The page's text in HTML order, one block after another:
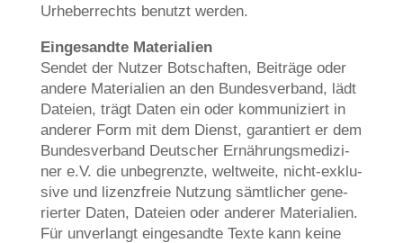
Urhe­ber­rechts benutzt werden.
Ein­ge­sand­te Mate­ria­li­en
Sen­det der Nut­zer Bot­schaf­ten, Bei­trä­ge oder
ande­re Mate­ria­li­en an den Bun­des­ver­band, lädt
Datei­en, trägt Daten ein oder kom­mu­ni­ziert in
ande­rer Form mit dem Dienst, garan­tiert er dem
Bun­des­ver­band Deut­scher Ernäh­rungs­me­di­zi­
ner e.V. die unbe­grenz­te, welt­wei­te, nicht-exklu­
si­ve und lizenz­freie Nut­zung sämt­li­cher gene­
rier­ter Daten, Datei­en oder ande­rer Mate­ria­li­en.
Für unver­langt ein­ge­sand­te Tex­te kann kei­ne